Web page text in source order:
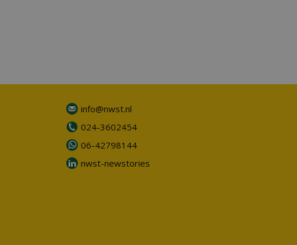
info@nwst.nl
024-3602454
06-42798144
nwst-newstories